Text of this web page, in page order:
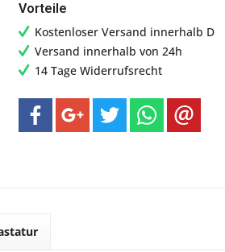
Vorteile
Kostenloser Versand innerhalb D
Versand innerhalb von 24h
14 Tage Widerrufsrecht